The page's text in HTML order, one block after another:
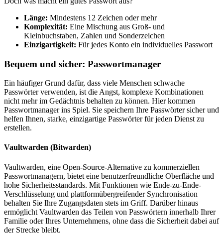
Länge: Mindestens 12 Zeichen oder mehr
Komplexität: Eine Mischung aus Groß- und
Kleinbuchstaben, Zahlen und Sonderzeichen
Einzigartigkeit: Für jedes Konto ein individuelles Passwort
Bequem und sicher: Passwortmanager
Ein häufiger Grund dafür, dass viele Menschen schwache
Passwörter verwenden, ist die Angst, komplexe Kombinationen
nicht mehr im Gedächtnis behalten zu können. Hier kommen
Passwortmanager ins Spiel. Sie speichern Ihre Passwörter sicher und
helfen Ihnen, starke, einzigartige Passwörter für jeden Dienst zu
erstellen.
Vaultwarden (Bitwarden)
Vaultwarden, eine Open-Source-Alternative zu kommerziellen
Passwortmanagern, bietet eine benutzerfreundliche Oberfläche und
hohe Sicherheitsstandards. Mit Funktionen wie Ende-zu-Ende-
Verschlüsselung und plattformübergreifender Synchronisation
behalten Sie Ihre Zugangsdaten stets im Griff. Darüber hinaus
ermöglicht Vaultwarden das Teilen von Passwörtern innerhalb Ihrer
Familie oder Ihres Unternehmens, ohne dass die Sicherheit dabei auf
der Strecke bleibt.